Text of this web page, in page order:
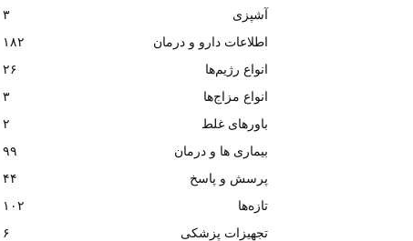
آشپزی
۳
اطلاعات دارو و درمان
۱۸۲
انواع رژیم‌ها
۲۶
انواع مزاج‌ها
۳
باورهای غلط
۲
بیماری ها و درمان
۹۹
پرسش و پاسخ
۴۴
تازه‌ها
۱۰۲
تجهیزات پزشکی
۶